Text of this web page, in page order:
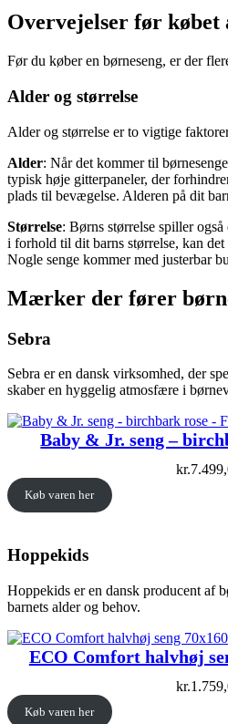
Overvejelser før købet
Før du køber en børneseng, er der
Alder og størrelse
Alder og størrelse er to vigtige
Alder: Når det kommer til
typisk høje gitterpaneler, der
plads til bevægelse. Alderen på dit
Størrelse: Børns størrelse spiller
i forhold til dit barns størrelse, kan
Nogle senge kommer med justerbar
Mærker der fører
Sebra
Sebra er en dansk virksomhed, der
skaber en hyggelig atmosfære i
Baby & Jr. seng –
kr.
Køb varen her
Hoppekids
Hoppekids er en dansk producent af
barnets alder og behov.
ECO Comfort halvhøj
kr.
Køb varen her